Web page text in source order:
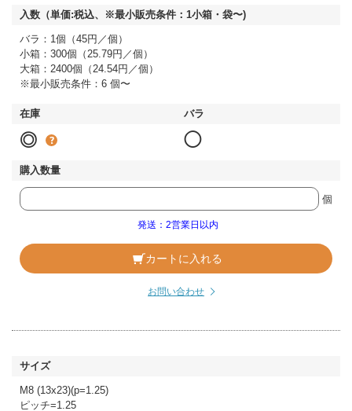
バラ：1個（45円／個）
小箱：300個（25.79円／個）
大箱：2400個（24.54円／個）
※最小販売条件：6 個〜
◎ ◯
個
発送：2営業日以内
カートに入れる
お問い合わせ
M8 (13x23)(p=1.25)
ピッチ=1.25